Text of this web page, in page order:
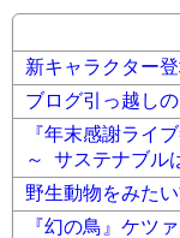
新キャラクター登
ブログ引っ越し
『年末感謝ライ
～ サステナブル
野生動物をみた
『幻の鳥』ケツ